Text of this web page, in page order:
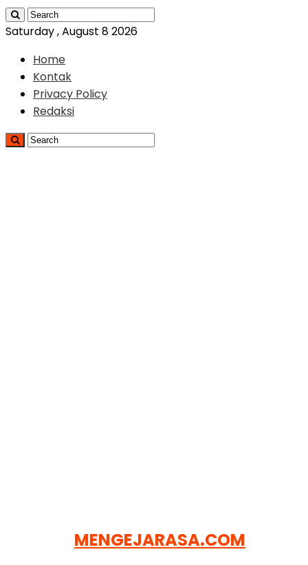
Saturday , August 8 2026
Home
Kontak
Privacy Policy
Redaksi
MENGEJARASA.COM